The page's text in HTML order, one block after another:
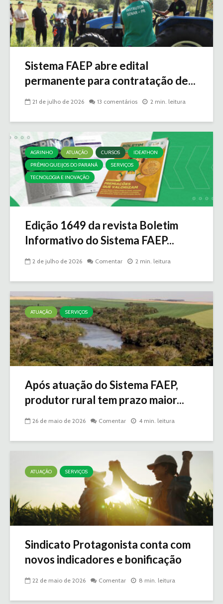
Sistema FAEP abre edital
permanente para contratação de...
21 de julho de 2026 13 comentários 2 min. leitura
AGRINHO ATUAÇÃO CURSOS
IDEATHON
PRÊMIO QUEIJOS DO PARANÁ
SERVIÇOS
TECNOLOGIA E INOVAÇÃO
Edição 1649 da revista Boletim
Informativo do Sistema FAEP...
2 de julho de 2026 Comentar 2 min. leitura
ATUAÇÃO SERVIÇOS
Após atuação do Sistema FAEP,
produtor rural tem prazo maior...
26 de maio de 2026 Comentar 4 min. leitura
ATUAÇÃO SERVIÇOS
Sindicato Protagonista conta com
novos indicadores e bonificação
22 de maio de 2026 Comentar 8 min. leitura